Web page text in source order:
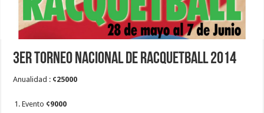
3er Torneo nacional de Racquetball 2014
Anualidad : ¢25000
Evento ¢9000